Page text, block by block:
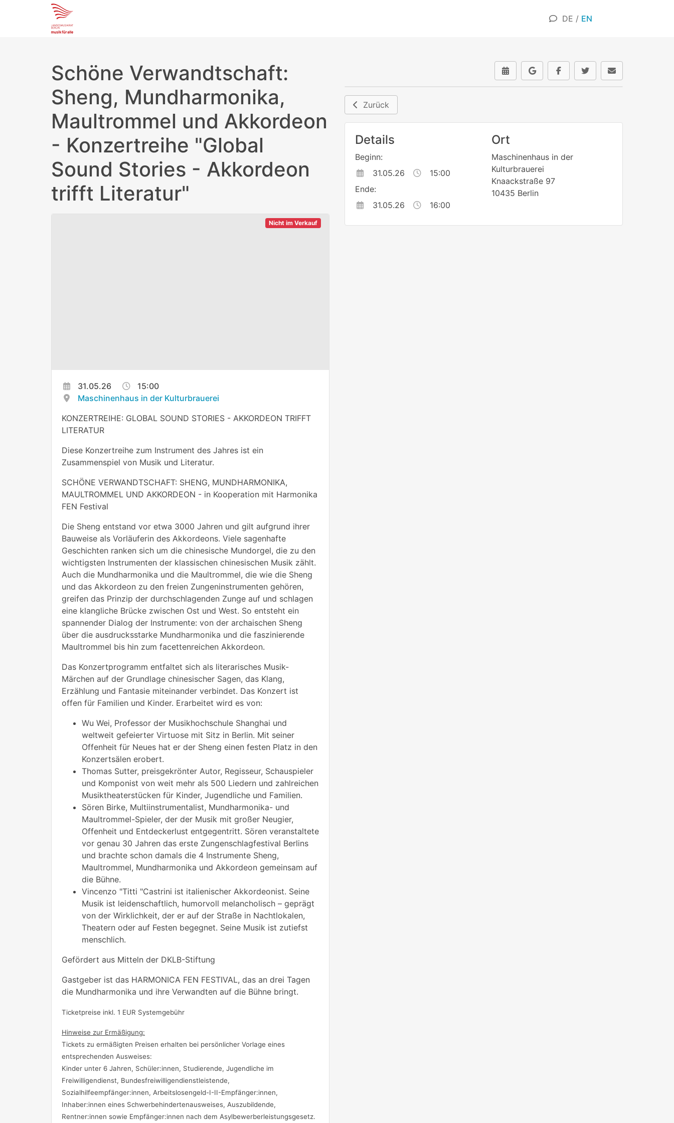
DE / EN
Schöne Verwandtschaft:
Sheng, Mundharmonika,
Maultrommel und Akkordeon
- Konzertreihe "Global
Sound Stories - Akkordeon
trifft Literatur"
Nicht im Verkauf
31.05.26
15:00
Maschinenhaus in der Kulturbrauerei
KONZERTREIHE: GLOBAL SOUND STORIES - AKKORDEON TRIFFT
LITERATUR
Diese Konzertreihe zum Instrument des Jahres ist ein
Zusammenspiel von Musik und Literatur.
SCHÖNE VERWANDTSCHAFT: SHENG, MUNDHARMONIKA,
MAULTROMMEL UND AKKORDEON - in Kooperation mit Harmonika
FEN Festival
Die Sheng entstand vor etwa 3000 Jahren und gilt aufgrund ihrer
Bauweise als Vorläuferin des Akkordeons. Viele sagenhafte
Geschichten ranken sich um die chinesische Mundorgel, die zu den
wichtigsten Instrumenten der klassischen chinesischen Musik zählt.
Auch die Mundharmonika und die Maultrommel, die wie die Sheng
und das Akkordeon zu den freien Zungeninstrumenten gehören,
greifen das Prinzip der durchschlagenden Zunge auf und schlagen
eine klangliche Brücke zwischen Ost und West. So entsteht ein
spannender Dialog der Instrumente: von der archaischen Sheng
über die ausdrucksstarke Mundharmonika und die faszinierende
Maultrommel bis hin zum facettenreichen Akkordeon.
Das Konzertprogramm entfaltet sich als literarisches Musik-
Märchen auf der Grundlage chinesischer Sagen, das Klang,
Erzählung und Fantasie miteinander verbindet. Das Konzert ist
offen für Familien und Kinder. Erarbeitet wird es von:
Wu Wei, Professor der Musikhochschule Shanghai und
weltweit gefeierter Virtuose mit Sitz in Berlin. Mit seiner
Offenheit für Neues hat er der Sheng einen festen Platz in den
Konzertsälen erobert.
Thomas Sutter, preisgekrönter Autor, Regisseur, Schauspieler
und Komponist von weit mehr als 500 Liedern und zahlreichen
Musiktheaterstücken für Kinder, Jugendliche und Familien.
Sören Birke, Multiinstrumentalist, Mundharmonika- und
Maultrommel-Spieler, der der Musik mit großer Neugier,
Offenheit und Entdeckerlust entgegentritt. Sören veranstaltete
vor genau 30 Jahren das erste Zungenschlagfestival Berlins
und brachte schon damals die 4 Instrumente Sheng,
Maultrommel, Mundharmonika und Akkordeon gemeinsam auf
die Bühne.
Vincenzo "Titti "Castrini ist italienischer Akkordeonist. Seine
Musik ist leidenschaftlich, humorvoll melancholisch – geprägt
von der Wirklichkeit, der er auf der Straße in Nachtlokalen,
Theatern oder auf Festen begegnet. Seine Musik ist zutiefst
menschlich.
Gefördert aus Mitteln der DKLB-Stiftung
Gastgeber ist das HARMONICA FEN FESTIVAL, das an drei Tagen
die Mundharmonika und ihre Verwandten auf die Bühne bringt.
Ticketpreise inkl. 1 EUR Systemgebühr
Hinweise zur Ermäßigung:
Tickets zu ermäßigten Preisen erhalten bei persönlicher Vorlage eines
entsprechenden Ausweises:
Kinder unter 6 Jahren, Schüler:innen, Studierende, Jugendliche im
Freiwilligendienst, Bundesfreiwilligendienstleistende,
Sozialhilfeempfänger:innen, Arbeitslosengeld-I-II-Empfänger:innen,
Inhaber:innen eines Schwerbehindertenausweises, Auszubildende,
Rentner:innen sowie Empfänger:innen nach dem Asylbewerberleistungsgesetz.
Zurück
Details
Beginn:
31.05.26
15:00
Ende:
31.05.26
16:00
Ort
Maschinenhaus in der
Kulturbrauerei
Knaackstraße 97
10435 Berlin